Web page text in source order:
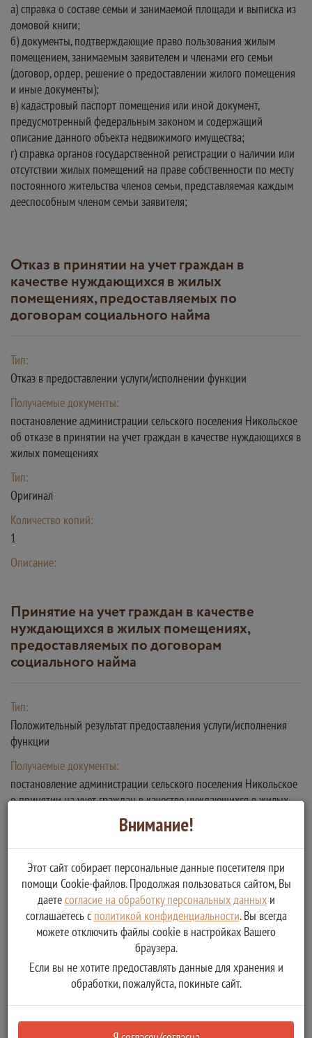
а) справка о составе семьи и занимаемой площади и выписка из
домовой книги;
б) документы, подтверждающие право пользования жилым
помещением, занимаемым заявителем и членами его семьи
(договор, ордер, решение о предоставлении жилого помещения
и иные документы);
в) кадастровый паспорт помещения или иной документ,
предусмотренный федеральным законом и содержащий
описание данного объекта недвижимого имущества;
г) справка органов государственной регистрации о наличии или
отсутствии жилых помещений на праве собственности по месту
постоянного жительства членов семьи, представляемая каждым
дееспособным членом семьи заявителя;
Отказ в принятии на учет граждан в
качестве нуждающихся в жилых
помещениях, предоставляемых по
договорам социального найма
Тип:
Отказ в предоставлении услуги/исполнении функции
Получаемые документы:
постановление администрации сельского поселения Никольское
об отказе в принятии на учет граждан в качестве нуждающихся в
жилых помещениях
Тип:
Оригинал
Количество копий:
1
Описание:
Принятие на учет граждан в качестве
нуждающихся в жилых помещениях,
предоставляемых по договорам
социального найма
Тип:
Положительный результат предоставления услуги/исполнения
функции
Получаемые документы:
постановление администрации сельского поселения Никольское
о принятии на учет граждан в качестве нуждающихся в жилых
Количество копий:
Описание:
Дополнительная информация
Внимание!
Этот сайт собирает персональные данные посетителя при
помощи Cookie-файлов. Продолжая пользоваться сайтом, Вы
даетесогласие на обработку персональных данныхи
соглашаетесь с политикой конфиденциальности. Вы всегда
можете отключить файлы cookie в настройках Вашего
браузера.
Если вы не хотите предоставлять данные для хранения и
обработки, пожалуйста, покиньте сайт.